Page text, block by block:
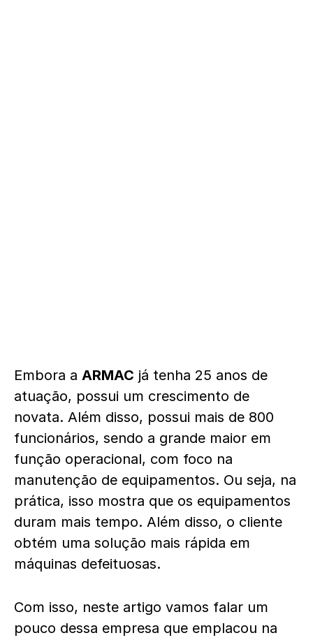
Embora a ARMAC já tenha 25 anos de
atuação, possui um crescimento de
novata. Além disso, possui mais de 800
funcionários, sendo a grande maior em
função operacional, com foco na
manutenção de equipamentos. Ou seja, na
prática, isso mostra que os equipamentos
duram mais tempo. Além disso, o cliente
obtém uma solução mais rápida em
máquinas defeituosas.
Com isso, neste artigo vamos falar um
pouco dessa empresa que emplacou na